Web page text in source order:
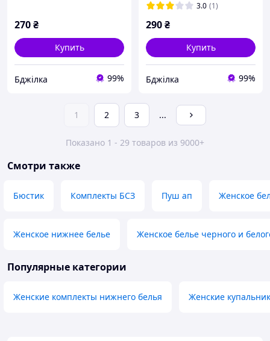
270₴
Купить
Бджілка 99%
3.0 (1)
290₴
Купить
Бджілка 99%
1 2 3 ...
Показано 1 - 29 товаров из 9000+
Смотри также
Бюстик Комплекты БСЗ Пуш ап Женское
Женское нижнее белье Женское белье черного и
Популярные категории
Женские комплекты нижнего белья Женские